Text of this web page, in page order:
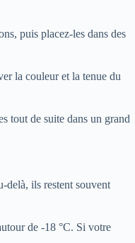
puis placez-les dans des
la couleur et la tenue du
tout de suite dans un grand
delà, ils restent souvent
de -18 °C. Si votre